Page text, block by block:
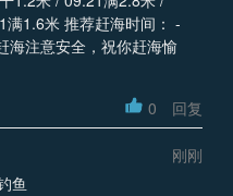
1.6米 推荐赶海时间： -
海注意安全，祝你赶海愉
0 回复
刚刚
鱼